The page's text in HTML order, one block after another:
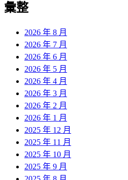
覽
彙整
2026 年 8 月
2026 年 7 月
2026 年 6 月
2026 年 5 月
2026 年 4 月
2026 年 3 月
2026 年 2 月
2026 年 1 月
2025 年 12 月
2025 年 11 月
2025 年 10 月
2025 年 9 月